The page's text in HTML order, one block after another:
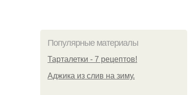
Популярные материалы
Тарталетки - 7 рецептов!
Аджика из слив на зиму.